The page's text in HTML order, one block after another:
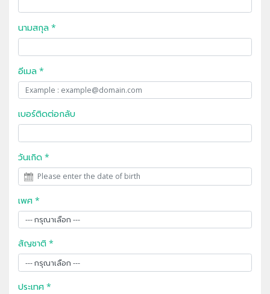
นามสกุล *
อีเมล *
เบอร์ติดต่อกลับ
วันเกิด *
เพศ *
สัญชาติ *
ประเทศ *